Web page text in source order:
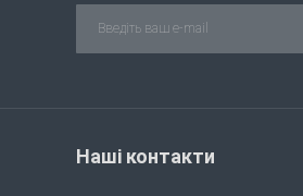
Наші контакти